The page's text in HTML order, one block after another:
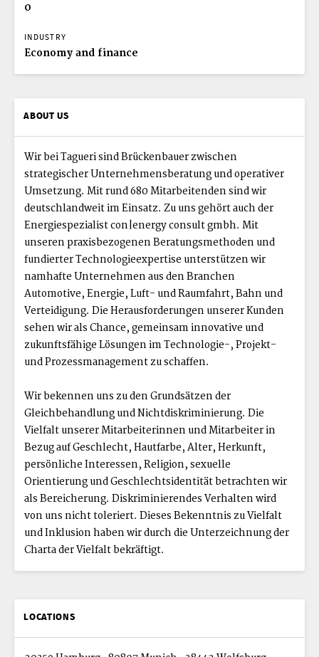
0
INDUSTRY
Economy and finance
ABOUT US
Wir bei Tagueri sind Brückenbauer zwischen
strategischer Unternehmensberatung und operativer
Umsetzung. Mit rund 680 Mitarbeitenden sind wir
deutschlandweit im Einsatz. Zu uns gehört auch der
Energiespezialist con|energy consult gmbh. Mit
unseren praxisbezogenen Beratungsmethoden und
fundierter Technologieexpertise unterstützen wir
namhafte Unternehmen aus den Branchen
Automotive, Energie, Luft- und Raumfahrt, Bahn und
Verteidigung. Die Herausforderungen unserer Kunden
sehen wir als Chance, gemeinsam innovative und
zukunftsfähige Lösungen im Technologie-, Projekt-
und Prozessmanagement zu schaffen.
Wir bekennen uns zu den Grundsätzen der
Gleichbehandlung und Nichtdiskriminierung. Die
Vielfalt unserer Mitarbeiterinnen und Mitarbeiter in
Bezug auf Geschlecht, Hautfarbe, Alter, Herkunft,
persönliche Interessen, Religion, sexuelle
Orientierung und Geschlechtsidentität betrachten wir
als Bereicherung. Diskriminierendes Verhalten wird
von uns nicht toleriert. Dieses Bekenntnis zu Vielfalt
und Inklusion haben wir durch die Unterzeichnung der
Charta der Vielfalt bekräftigt.
LOCATIONS